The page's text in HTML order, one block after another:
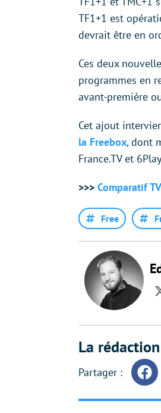
TF1+1 est
devrait être en
Ces deux
programmes en
avant-première
Cet ajout
la Freebox, dont
France.TV et
>>> Comparatif
Free
La